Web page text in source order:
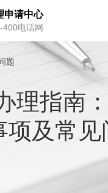
申请中心
400电话网
题
理指南
项及常